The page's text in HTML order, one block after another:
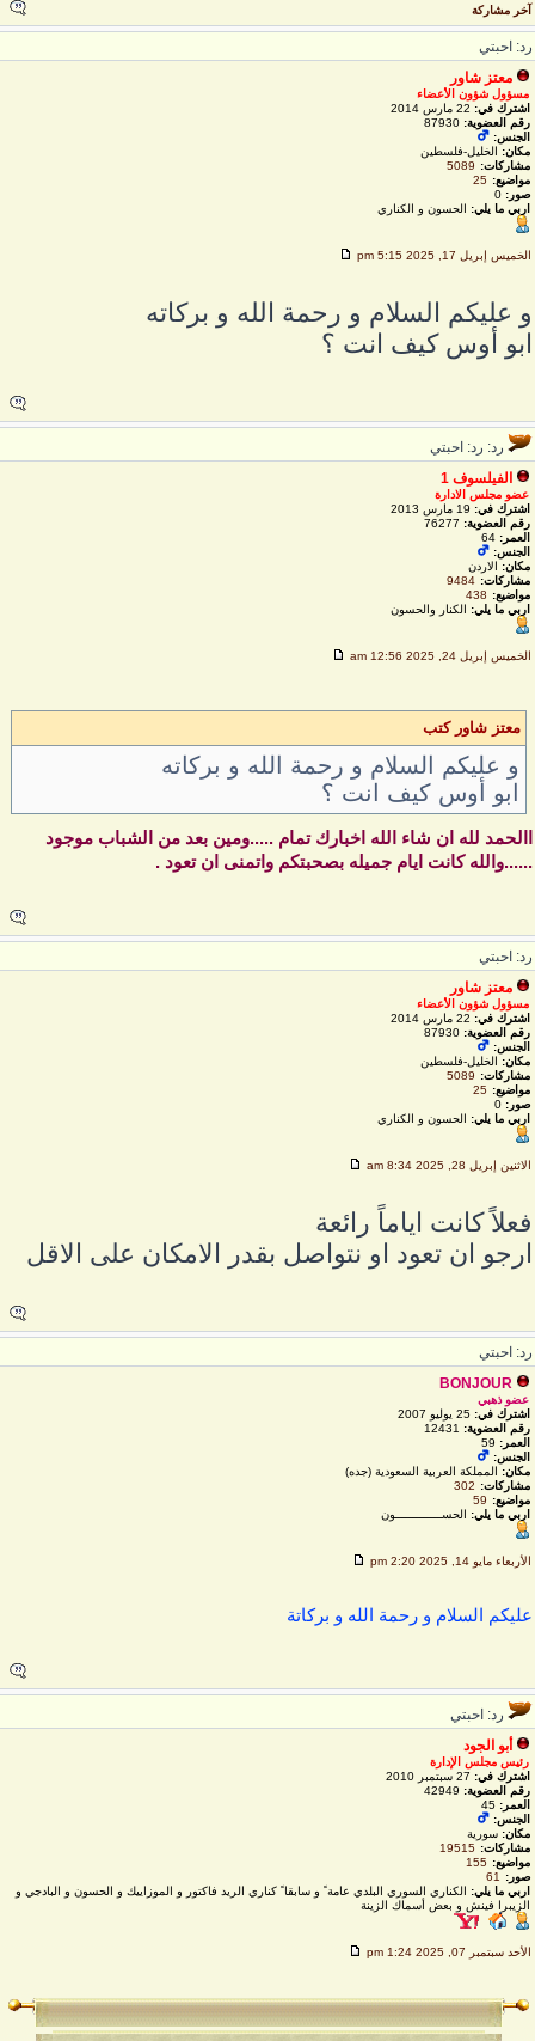
آخر مشاركة
احبتي
معتز شاور
مسؤول شؤون الأعضاء
اشترك في:22 مارس 2014
رقم العضوية:87930
الجنس:
مكان:الخليل-فلسطين
مشاركات:
5089
مواضيع:
25
صور: 0
اربي ما يلي:الحسون و الكناري
الخميس إبريل 17, 2025 5:15 pm
عليكم السلام و رحمة الله و بركاته
أوس كيف انت ؟
رد: رد: احبتي
الفيلسوف 1
عضو مجلس الادارة
اشترك في:19 مارس 2013
رقم العضوية:76277
العمر: 64
الجنس:
مكان:الاردن
مشاركات:
9484
مواضيع:
438
اربي ما يلي:الكنار والحسون
الخميس إبريل 24, 2025 12:56 am
معتز شاور كتب
و عليكم السلام و رحمة الله و بركاته
ابو أوس كيف انت ؟
لله ان شاء الله اخبارك تمام .....ومين بعد من الشباب موجود
كانت ايام جميله بصحبتكم واتمنى ان تعود .
احبتي
معتز شاور
مسؤول شؤون الأعضاء
اشترك في:22 مارس 2014
رقم العضوية:87930
الجنس:
مكان:الخليل-فلسطين
مشاركات:
5089
مواضيع:
25
صور: 0
اربي ما يلي:الحسون و الكناري
الاثنين إبريل 28, 2025 8:34 am
كانت اياماً رائعة
ان تعود او نتواصل بقدر الامكان على الاقل
احبتي
BONJOUR
عضو ذهبي
اشترك في:25 يوليو 2007
رقم العضوية:12431
العمر: 59
الجنس:
مكان:المملكة العربية السعودية (جده)
مشاركات:
302
مواضيع:
59
اربي ما يلي:الحســـــــــــــون
الأربعاء مايو 14, 2025 2:20 pm
السلام و رحمة الله و بركاتة
رد: احبتي
أبو الجود
رئيس مجلس الإدارة
اشترك في:27 سبتمبر 2010
رقم العضوية:42949
العمر: 45
الجنس:
مكان:سورية
مشاركات:
19515
مواضيع:
155
صور:
61
اربي ما يلي:الكناري السوري البلدي عامة ً و سابقا ً كناري الريد فاكتور و الموزاييك و الحسون و البادجي و
الزيبرا فينش و بعض أسماك الزينة
الأحد سبتمبر 07, 2025 1:24 pm